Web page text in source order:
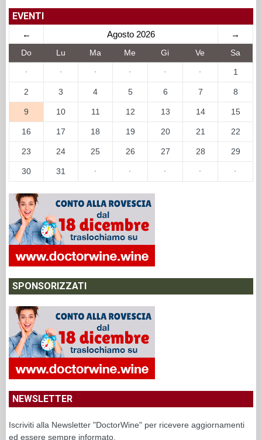
EVENTI
← Agosto 2026 →
Do Lu Ma Me Gi Ve Sa
· · · · · · 1
2 3 4 5 6 7 8
9 10 11 12 13 14 15
16 17 18 19 20 21 22
23 24 25 26 27 28 29
30 31 · · · · ·
SPONSORIZZATI
NEWSLETTER
Iscriviti alla Newsletter "DoctorWine" per ricevere aggiornamenti
ed essere sempre informato.